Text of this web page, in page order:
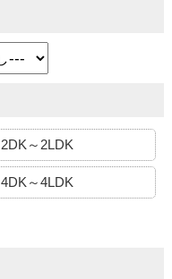
2DK～2LDK
4DK～4LDK